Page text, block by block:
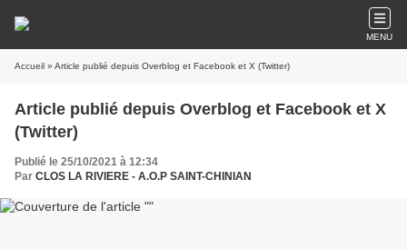
MENU
Accueil » Article publié depuis Overblog et Facebook et X (Twitter)
Article publié depuis Overblog et Facebook et X
(Twitter)
Publié le 25/10/2021 à 12:34
Par CLOS LA RIVIERE - A.O.P SAINT-CHINIAN